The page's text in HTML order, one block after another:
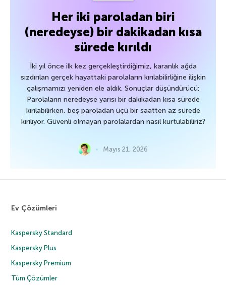
Her iki paroladan biri
(neredeyse) bir dakikadan kısa
sürede kırıldı
İki yıl önce ilk kez gerçekleştirdiğimiz, karanlık ağda
sızdırılan gerçek hayattaki parolaların kırılabilirliğine ilişkin
çalışmamızı yeniden ele aldık. Sonuçlar düşündürücü:
Parolaların neredeyse yarısı bir dakikadan kısa sürede
kırılabilirken, beş paroladan üçü bir saatten az sürede
kırılıyor. Güvenli olmayan parolalardan nasıl kurtulabiliriz?
Mayıs 21, 2026
Ev Çözümleri
Kaspersky Standard
Kaspersky Plus
Kaspersky Premium
Tüm Çözümler